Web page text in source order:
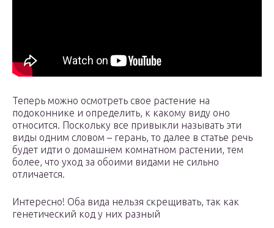
Теперь можно осмотреть свое растение на
подоконнике и определить, к какому виду оно
относится. Поскольку все привыкли называть эти
виды одним словом – герань, то далее в статье речь
будет идти о домашнем комнатном растении, тем
более, что уход за обоими видами не сильно
отличается.
Интересно! Оба вида нельзя скрещивать, так как
генетический код у них разный